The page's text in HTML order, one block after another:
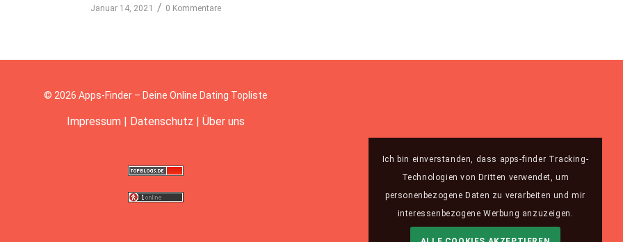
Januar 14, 2021 / 0 Kommentare
© 2026 Apps-Finder – Deine Online Dating Topliste
Impressum | Datenschutz | Über uns
Ich bin einverstanden, dass apps-finder Tracking-
Technologien von Dritten verwendet, um
personenbezogene Daten zu verarbeiten und mir
interessenbezogene Werbung anzuzeigen.